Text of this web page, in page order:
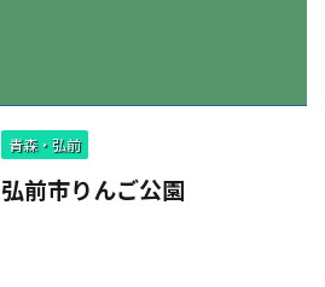
青森・弘前
弘前市りんご公園